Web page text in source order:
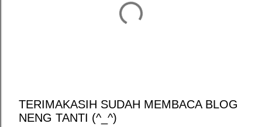
P
TERIMAKASIH SUDAH MEMBACA BLOG
NENG TANTI (^_^)